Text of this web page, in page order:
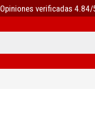
Opiniones verificadas 4.84/